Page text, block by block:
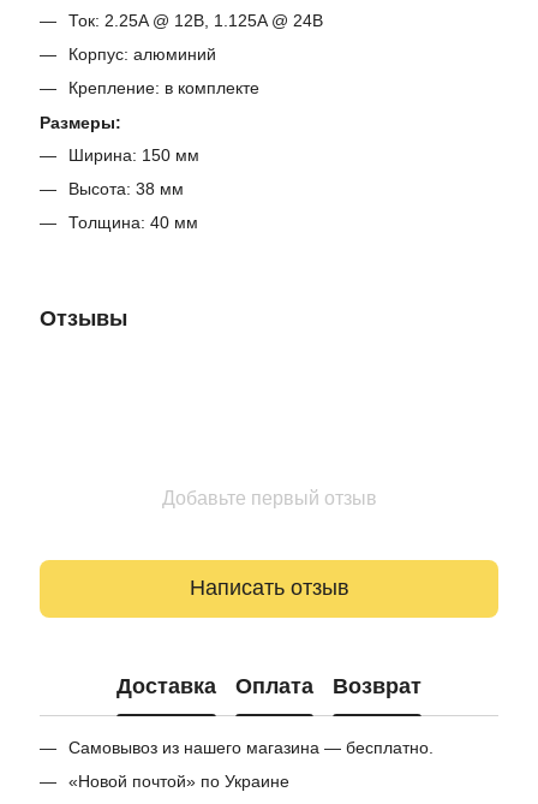
Ток: 2.25A @ 12В, 1.125A @ 24В
Корпус: алюминий
Крепление: в комплекте
Размеры:
Ширина: 150 мм
Высота: 38 мм
Толщина: 40 мм
Отзывы
Добавьте первый отзыв
Написать отзыв
Доставка Оплата Возврат
Самовывоз из нашего магазина — бесплатно.
«Новой почтой» по Украине